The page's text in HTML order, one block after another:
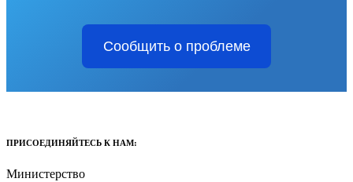
Сообщить о проблеме
ПРИСОЕДИНЯЙТЕСЬ К НАМ:
Министерство